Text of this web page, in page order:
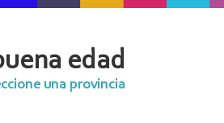
edad
una provincia